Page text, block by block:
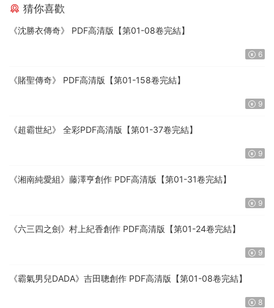
猜你喜歡
《沈勝衣傳奇》 PDF高清版【第01-08卷完結】
6
《賭聖傳奇》 PDF高清版【第01-158卷完結】
9
《超霸世紀》 全彩PDF高清版【第01-37卷完結】
9
《湘南純愛組》藤澤亨創作 PDF高清版【第01-31卷完結】
9
《六三四之劍》村上紀香創作 PDF高清版【第01-24卷完結】
9
《霸氣男兒DADA》吉田聰創作 PDF高清版【第01-08卷完結】
8